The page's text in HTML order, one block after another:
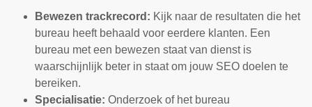
Bewezen trackrecord: Kijk naar de resultaten die het
bureau heeft behaald voor eerdere klanten. Een
bureau met een bewezen staat van dienst is
waarschijnlijk beter in staat om jouw SEO doelen te
bereiken.
Specialisatie: Onderzoek of het bureau